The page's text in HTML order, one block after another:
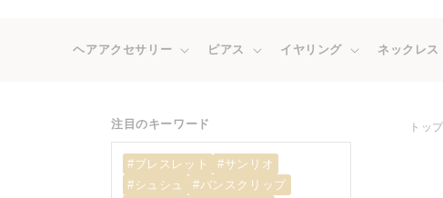
ヘアアクセサリー ピアス イヤリング ネックレス
注目のキーワード
#ブレスレット
#サンリオ
#シュシュ
#バンスクリップ
トップ